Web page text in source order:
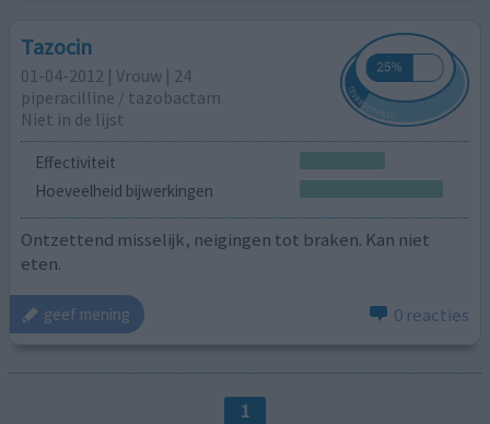
Tazocin
01-04-2012 | Vrouw | 24
piperacilline / tazobactam
Niet in de lijst
Effectiviteit
Hoeveelheid bijwerkingen
Ontzettend misselijk, neigingen tot braken. Kan niet
eten.
geef mening 0 reacties
1